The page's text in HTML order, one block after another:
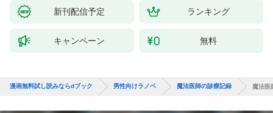
新刊配信予定 ランキング
キャンペーン 無料
漫画無料試し読みならdブック 男性向けラノベ 魔法医師の診療記録 魔法医